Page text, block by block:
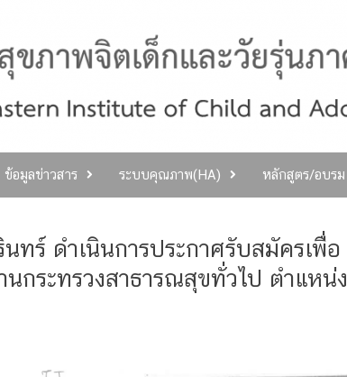
ข้อมูลข่าวสาร ระบบคุณภาพ(HA) หลักสูตร/อบรม
ทร์ ดำเนินการประกาศรับสมัครเพื่อ
นกระทรวงสาธารณสุขทั่วไป ตำแหน่ง